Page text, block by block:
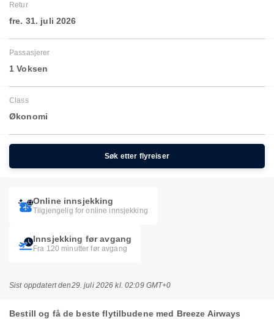
Retur
fre. 31. juli 2026
Passasjerer
1 Voksen
Class
Økonomi
Søk etter flyreiser
Online innsjekking
Tilgjengelig for online innsjekking
Innsjekking før avgang
Fra 120 minutter før avgang
Sist oppdatert den29. juli 2026 kl. 02:09 GMT+0
Bestill og få de beste flytilbudene med Breeze Airways